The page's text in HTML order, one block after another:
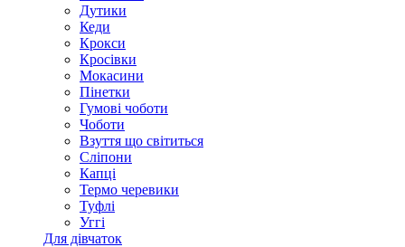
Дутики
Кеди
Крокси
Кросівки
Мокасини
Пінетки
Гумові чоботи
Чоботи
Взуття що світиться
Сліпони
Капці
Термо черевики
Туфлі
Уггі
Для дівчаток